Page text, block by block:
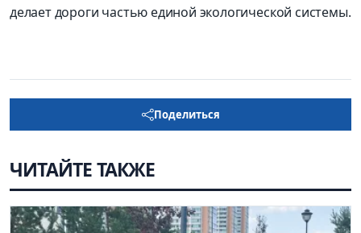
делает дороги частью единой экологической системы.
Поделиться
ЧИТАЙТЕ ТАКЖЕ